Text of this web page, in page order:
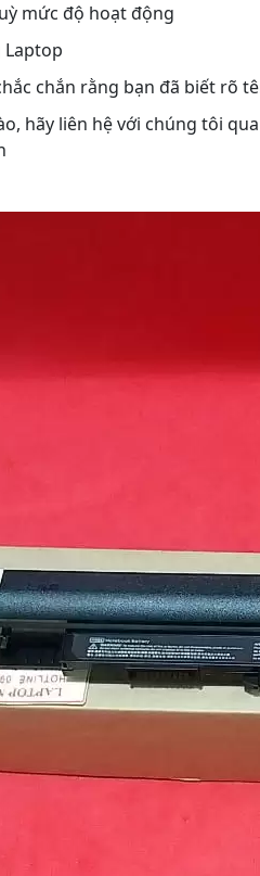
mức độ hoạt động
Laptop
chắn rằng bạn đã biết rõ
hãy liên hệ với chúng tôi